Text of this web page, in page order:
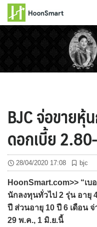
BJC จ่อขาย
ดอกเบี้ย
28/04/2020 17:08 bjc
HoonSmart.com>> “เบ
นักลงทุนทั่วไป 2 รุ่น อายุ
ปี ส่วนอายุ 10 ปี 6 เดือน จ่
29 พ.ค., 1 มิ.ย.นี้